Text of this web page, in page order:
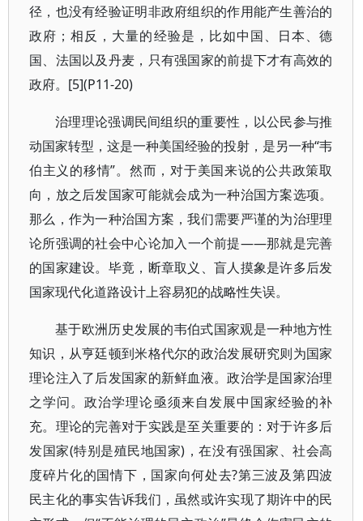
径，也没有经验证明非政府组织的作用能产生善治的
政府；相反，大量的经验是，比如中国、日本、德
国、法国以及丹麦，只有强国家的前提下才有高效的
政府。[5](P11-20)
治理理论强调民间组织的重要性，以公民参与推
动国家转型，这是一种美国经验的投射，是另一种“韦
伯主义的移情”。然而，对于美国来说的公共政策取
向，放之后发国家可能就会成为一种治国方案选项。
那么，作为一种治国方案，我们需要严谨的为治理理
论所强调的社会中心论加入一个前提——那就是完善
的国家建设。毕竟，断章取义、盲人摸象是许多后发
国家现代化道路设计上容易犯的战略性失误。
基于欧洲历史发展的韦伯式国家观是一种地方性
知识，从亨廷顿到米格代尔的政治发展研究则为国家
理论注入了后发国家的新鲜血液。政治学是国家治理
之学问。政治学理论亟须来自发展中国家经验的补
充。理论的完善对于实践是至关重要的：对于许多后
发国家(特别是殖民地国家)，在没有强国家、社会高
度碎片化的国情下，国家向何处去?第三波及第四波
民主化的事实告诉我们，虽然或许实现了期许中的民